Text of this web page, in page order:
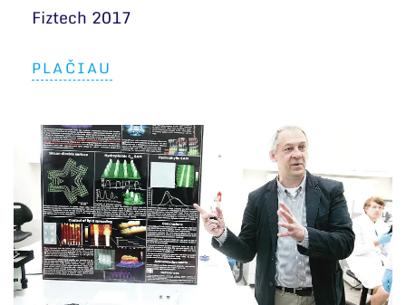
Fiztech 2017
PLAČIAU